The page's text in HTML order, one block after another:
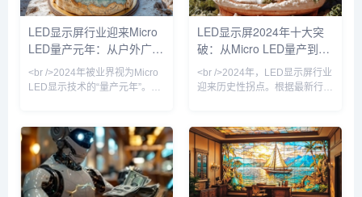
吉尼斯世界纪录；而在好莱坞，
超过60%的绿幕影棚已替换为
LED虚拟背景墙。业内分析师指
出，LED显示屏正从“显示工具”
面积产值较五年
芯片成本在过去12个月中下降
了42%，远超行业年初预测的
25%。这意味着，曾经被视为
“天价”的Micro LED电视，零售
LED显示屏行业迎来Micro
LED量产元年：从户外广告
到虚拟影棚的颠覆性变革
<br />2024年被业界视为Micro
LED显示技术的“量产元年”。最
星、苹果、京东方等头部厂商的
Micro LED生产线已实现小批量
出货。与传统的LCD和OLED相
比，Micro LED在亮度、响应速
度和功耗方面具有压倒性优势，
LED显示屏2024年十大突
破：从Micro LED量产到AI
驱动数字户外广告的革命性
蜕变
<br />2024年，LED显示屏行业
迎来历史性拐点。根据最新行业
前下降60%，三星、苹果、京东
方等巨头纷纷加速布局。此前被
诟病为“实验室技术”的Micro
LED，如今已出现在高端商用显
示、车载AR-HUD乃至可穿戴设